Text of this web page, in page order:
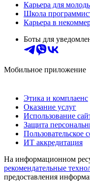
Карьера для
Школа
Карьера в
Боты для
Мобильное приложение
Этика и комплаенс
Оказание услуг
Использование
Защита
Пользовательское
ИТ аккредитация
На информационном
рекомендательные
предоставления